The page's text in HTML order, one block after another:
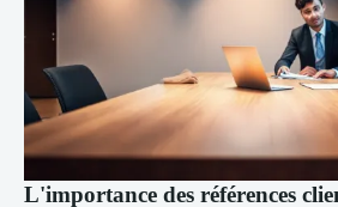
L'importance des références